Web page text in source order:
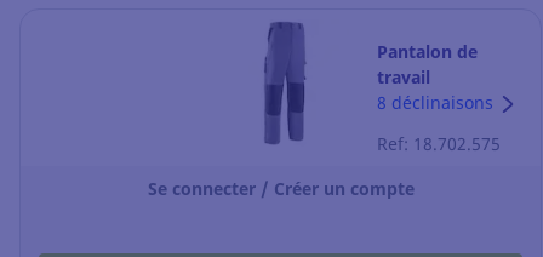
Pantalon de
travail
Coverguard Toco
8 déclinaisons
Ref: 18.702.575
Se connecter / Créer un compte